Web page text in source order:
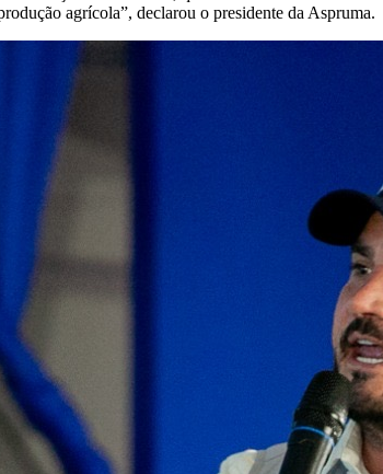
agrícola”, declarou o presidente da Aspruma.